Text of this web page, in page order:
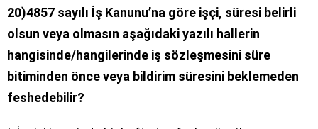
20)4857 sayılı İş Kanunu’na göre işçi, süresi belirli
olsun veya olmasın aşağıdaki yazılı hallerin
hangisinde/hangilerinde iş sözleşmesini süre
bitiminden önce veya bildirim süresini beklemeden
feshedebilir?